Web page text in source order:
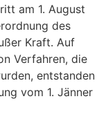
am 1. August
des
Kraft. Auf
Verfahren, die
entstanden
vom 1. Jänner